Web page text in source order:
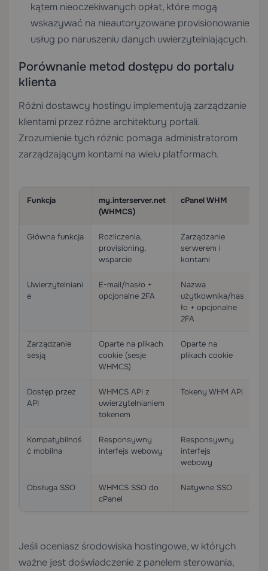
kątem nieoczekiwanych opłat, które mogą
wskazywać na nieautoryzowane provisionowanie
usług po naruszeniu danych uwierzytelniających.
Porównanie metod dostępu do portalu
klienta
Różni dostawcy hostingu implementują zarządzanie
klientami przez różne architektury portali.
Zrozumienie tych różnic pomaga administratorom
zarządzającym kontami na wielu platformach.
Funkcja
my.interserver.net
(WHMCS)
cPanel WHM
Główna funkcja
Rozliczenia,
provisioning,
wsparcie
Zarządzanie
serwerem i
kontami
Uwierzytelniani
e
E-mail/hasło +
opcjonalne 2FA
Nazwa
użytkownika/has
ło + opcjonalne
2FA
Zarządzanie
sesją
Oparte na plikach
cookie (sesje
WHMCS)
Oparte na
plikach cookie
Dostęp przez
API
WHMCS API z
uwierzytelnianiem
tokenem
Tokeny WHM API
Kompatybilnoś
ć mobilna
Responsywny
interfejs webowy
Responsywny
interfejs
webowy
Obsługa SSO
WHMCS SSO do
cPanel
Natywne SSO
Jeśli oceniasz środowiska hostingowe, w których
ważne jest doświadczenie z panelem sterowania,